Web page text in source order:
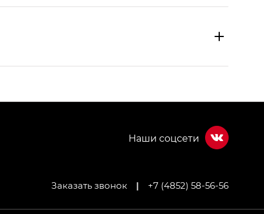
Заказать звонок | +7 (4852) 58-56-56